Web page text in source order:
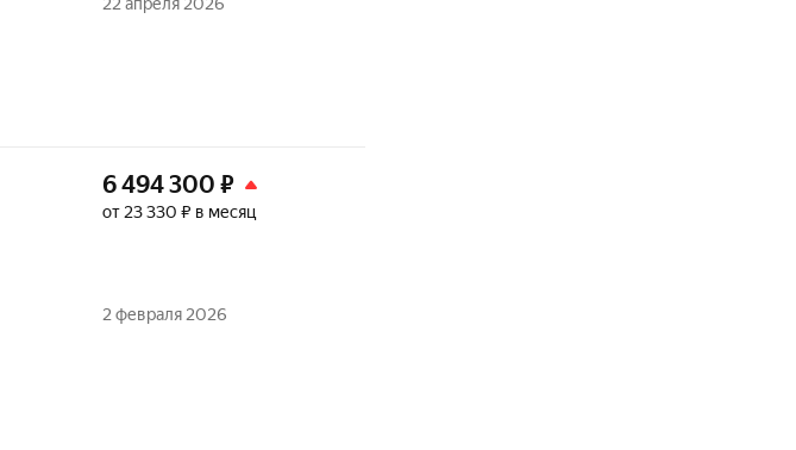
6 494 300 ₽
от 23 330 ₽ в месяц
2 февраля 2026